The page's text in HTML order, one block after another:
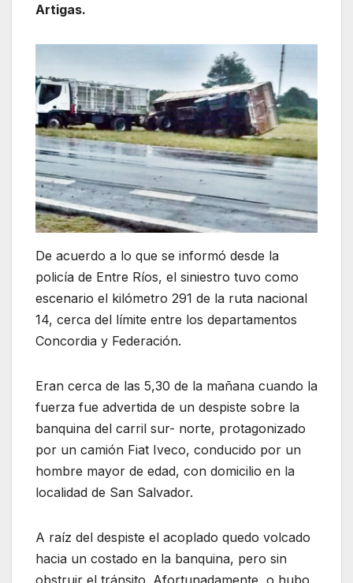
Artigas.
De acuerdo a lo que se informó desde la
policía de Entre Ríos, el siniestro tuvo como
escenario el kilómetro 291 de la ruta nacional
14, cerca del límite entre los departamentos
Concordia y Federación.
Eran cerca de las 5,30 de la mañana cuando la
fuerza fue advertida de un despiste sobre la
banquina del carril sur- norte, protagonizado
por un camión Fiat Iveco, conducido por un
hombre mayor de edad, con domicilio en la
localidad de San Salvador.
A raíz del despiste el acoplado quedo volcado
hacia un costado en la banquina, pero sin
obstruir el tránsito. Afortunadamente, o hubo